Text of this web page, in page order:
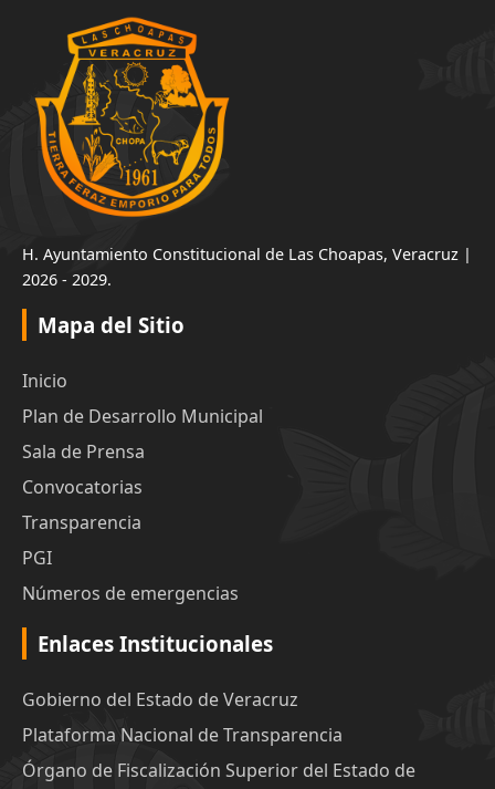
H. Ayuntamiento Constitucional de Las Choapas, Veracruz |
2026 - 2029.
Mapa del Sitio
Inicio
Plan de Desarrollo Municipal
Sala de Prensa
Convocatorias
Transparencia
PGI
Números de emergencias
Enlaces Institucionales
Gobierno del Estado de Veracruz
Plataforma Nacional de Transparencia
Órgano de Fiscalización Superior del Estado de